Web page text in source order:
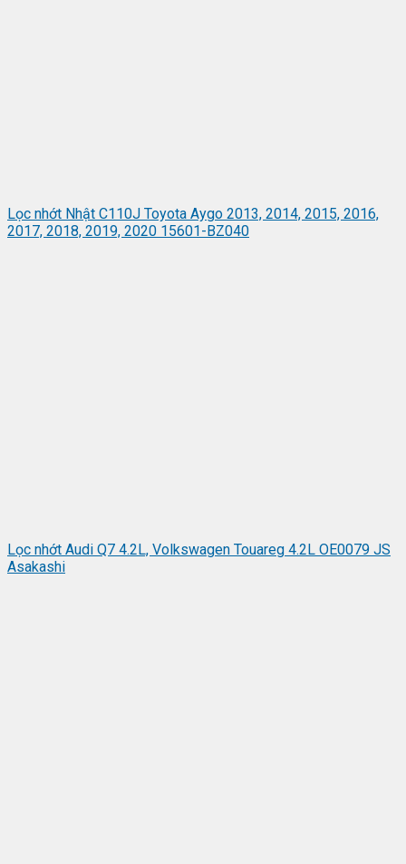
Lọc nhớt Nhật C110J Toyota Aygo 2013, 2014, 2015, 2016,
2017, 2018, 2019, 2020 15601-BZ040
Lọc nhớt Audi Q7 4.2L, Volkswagen Touareg 4.2L OE0079 JS
Asakashi